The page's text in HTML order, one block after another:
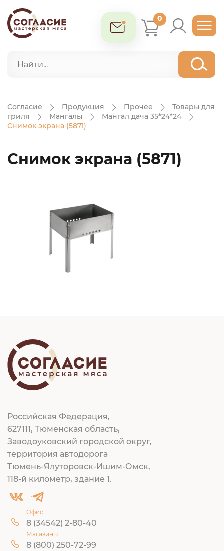
0
Согласие Продукция Прочее
Товары для
гриля
Мангалы
Мангал дача 35*24*24
Снимок экрана (5871)
Снимок экрана (5871)
Российская Федерация,
627111, Тюменская область,
Заводоуковский городской округ,
территория автодорога
Тюмень-Ялуторовск-Ишим-Омск,
118-й километр, здание 1.
Офис
8 (34542) 2-80-40
Магазины
8 (800) 250-72-99